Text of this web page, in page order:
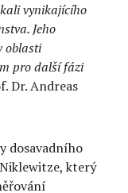
vynikajícího
Jeho
oblasti
pro další fázi
Dr. Andreas
dosavadního
který